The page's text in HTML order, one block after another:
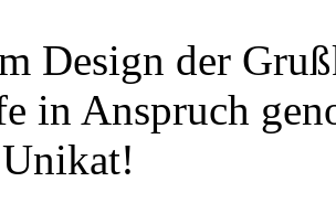
Design der
in Anspruch